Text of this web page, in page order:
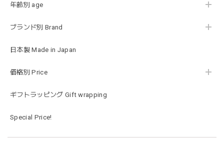
年齢別 age
ブランド別 Brand
日本製 Made in Japan
価格別 Price
ギフトラッピング Gift wrapping
Special Price!
ラス…お絵描きセットと食具までたっぷりと入っていまし
すぐに使い始めました。今年もまた購入したいと思える最高